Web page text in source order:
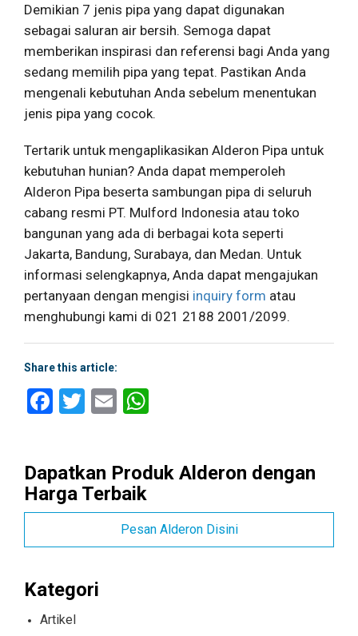
Demikian 7 jenis pipa yang dapat digunakan
sebagai saluran air bersih. Semoga dapat
memberikan inspirasi dan referensi bagi Anda yang
sedang memilih pipa yang tepat. Pastikan Anda
mengenali kebutuhan Anda sebelum menentukan
jenis pipa yang cocok.
Tertarik untuk mengaplikasikan Alderon Pipa untuk
kebutuhan hunian? Anda dapat memperoleh
Alderon Pipa beserta sambungan pipa di seluruh
cabang resmi PT. Mulford Indonesia atau toko
bangunan yang ada di berbagai kota seperti
Jakarta, Bandung, Surabaya, dan Medan. Untuk
informasi selengkapnya, Anda dapat mengajukan
pertanyaan dengan mengisi inquiry form atau
menghubungi kami di 021 2188 2001/2099.
Share this article:
Facebook
Twitter
Email
Dapatkan Produk Alderon dengan
Harga Terbaik
Pesan Alderon Disini
Kategori
Artikel